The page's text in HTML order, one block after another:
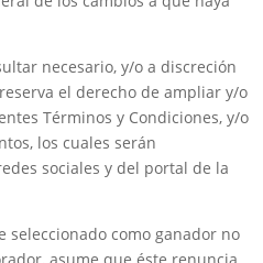
necesario, y/o a discreción
el derecho de ampliar y/o
Términos y Condiciones, y/o
los cuales serán
sociales y del portal de la
seleccionado como ganador no
asume que éste renuncia